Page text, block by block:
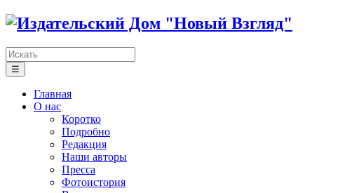
☰
Главная
О нас
Коротко
Подробно
Редакция
Наши авторы
Пресса
Фотоистория